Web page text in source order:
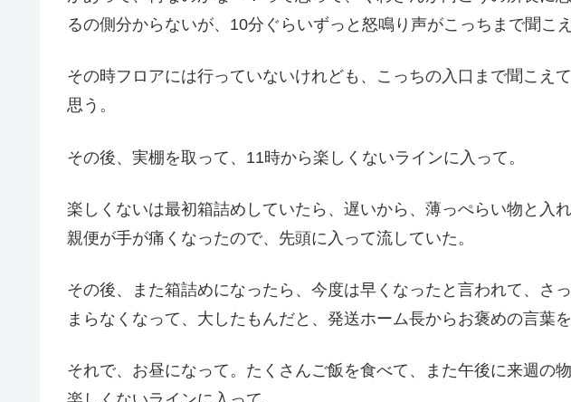
るの側分からないが、10分ぐらいずっと怒鳴り声がこっちまで聞こえ
その時フロアには行っていないけれども、こっちの入口まで聞こえ
思う。
その後、実棚を取って、11時から楽しくないラインに入って。
楽しくないは最初箱詰めしていたら、遅いから、薄っぺらい物と入
親便が手が痛くなったので、先頭に入って流していた。
その後、また箱詰めになったら、今度は早くなったと言われて、さ
まらなくなって、大したもんだと、発送ホーム長からお褒めの言葉を
それで、お昼になって。たくさんご飯を食べて、また午後に来週の